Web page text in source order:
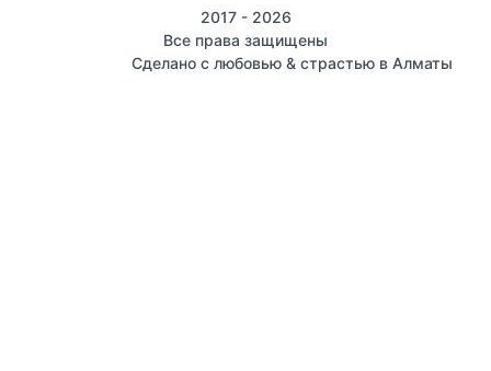
2017 - 2026
Все права защищены
Сделано с любовью & страстью в Алматы